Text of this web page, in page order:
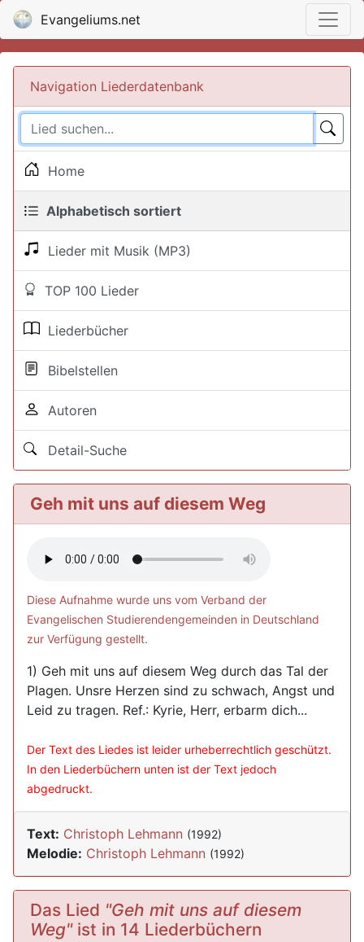
Evangeliums.net
Navigation Liederdatenbank
Home
Alphabetisch sortiert
Lieder mit Musik (MP3)
TOP 100 Lieder
Liederbücher
Bibelstellen
Autoren
Detail-Suche
Geh mit uns auf diesem Weg
Diese Aufnahme wurde uns vom Verband der
Evangelischen Studierendengemeinden in Deutschland
zur Verfügung gestellt.
1) Geh mit uns auf diesem Weg durch das Tal der
Plagen. Unsre Herzen sind zu schwach, Angst und
Leid zu tragen. Ref.: Kyrie, Herr, erbarm dich...
Der Text des Liedes ist leider urheberrechtlich geschützt.
In den Liederbüchern unten ist der Text jedoch
abgedruckt.
Text: Christoph Lehmann (1992)
Melodie: Christoph Lehmann (1992)
Das Lied "Geh mit uns auf diesem
Weg"ist in 14 Liederbüchern